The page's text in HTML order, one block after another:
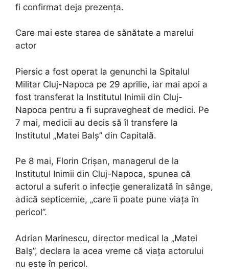
fi confirmat deja prezența.
Care mai este starea de sănătate a marelui
actor
Piersic a fost operat la genunchi la Spitalul
Militar Cluj-Napoca pe 29 aprilie, iar mai apoi a
fost transferat la Institutul Inimii din Cluj-
Napoca pentru a fi supravegheat de medici. Pe
7 mai, medicii au decis să îl transfere la
Institutul „Matei Balș” din Capitală.
Pe 8 mai, Florin Crișan, managerul de la
Institutul Inimii din Cluj-Napoca, spunea că
actorul a suferit o infecție generalizată în sânge,
adică septicemie, „care îi poate pune viața în
pericol”.
Adrian Marinescu, director medical la „Matei
Balș”, declara la acea vreme că viața actorului
nu este în pericol.